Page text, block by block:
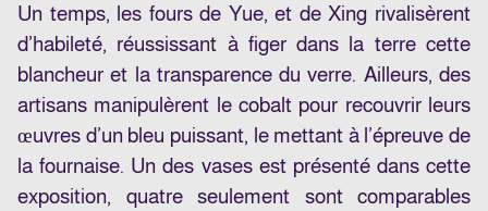
Un temps, les fours de Yue, et de Xing rivalisèrent
d’habileté, réussissant à figer dans la terre cette
blancheur et la transparence du verre. Ailleurs, des
artisans manipulèrent le cobalt pour recouvrir leurs
œuvres d’un bleu puissant, le mettant à l’épreuve de
la fournaise. Un des vases est présenté dans cette
exposition, quatre seulement sont comparables